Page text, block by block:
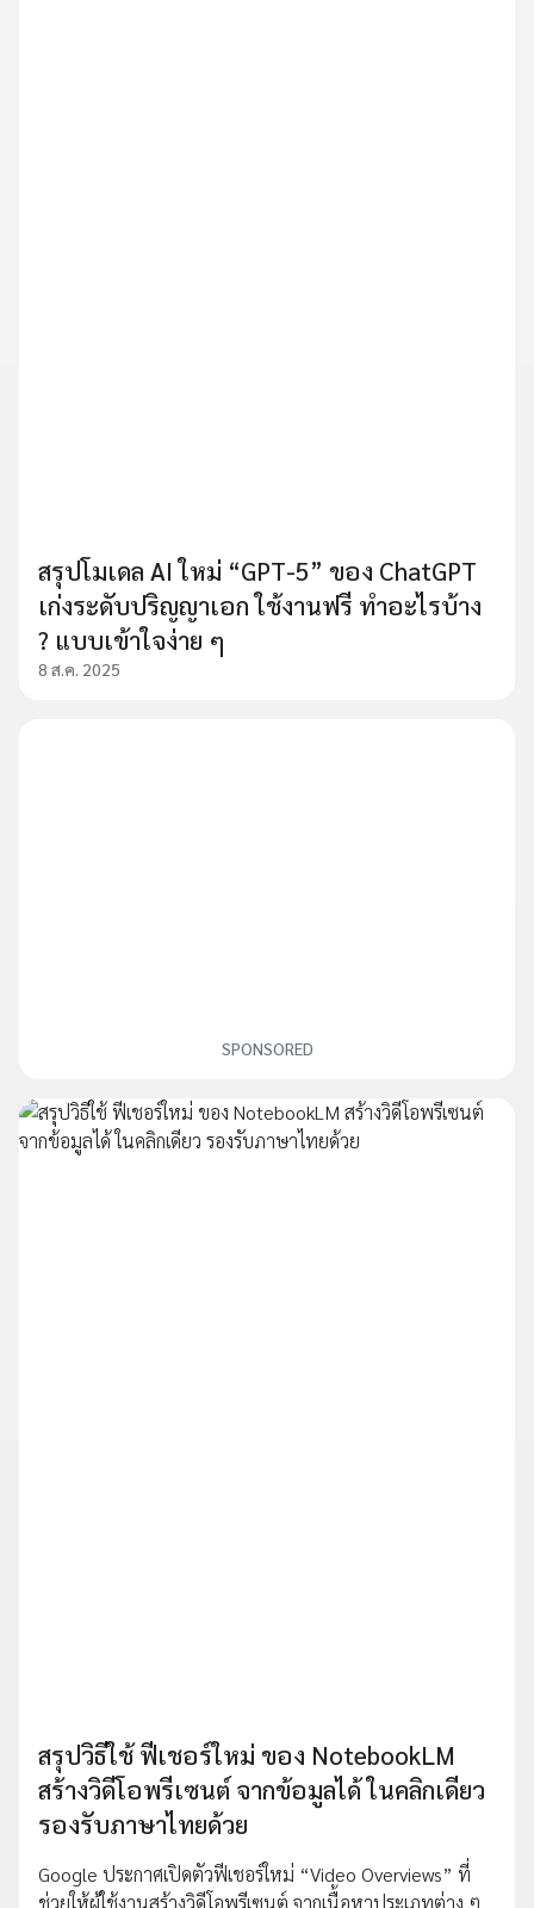
สรุปโมเดล AI ใหม่ “GPT-5” ของ ChatGPT
เก่งระดับปริญญาเอก ใช้งานฟรี ทำอะไรบ้าง
? แบบเข้าใจง่าย ๆ
8 ส.ค. 2025
SPONSORED
สรุปวิธีใช้ ฟีเชอร์ใหม่ ของ NotebookLM
สร้างวิดีโอพรีเซนต์ จากข้อมูลได้ ในคลิกเดียว
รองรับภาษาไทยด้วย
Google ประกาศเปิดตัวฟีเชอร์ใหม่ “Video Overviews” ที่
ช่วยให้ผู้ใช้งานสร้างวิดีโอพรีเซนต์ จากเนื้อหาประเภทต่าง ๆ